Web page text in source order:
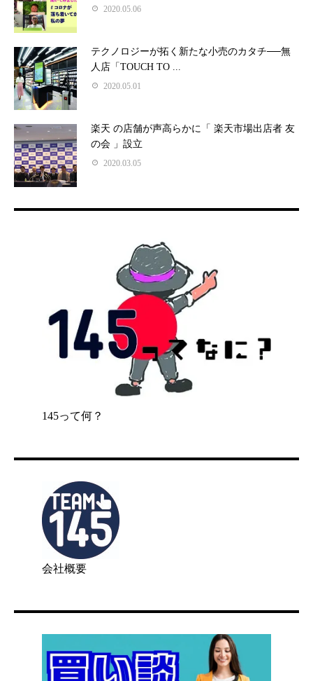
2020.05.06
テクノロジーが拓く新たな小売のカタチ──無
人店「TOUCH TO ...
2020.05.01
楽天 の店舗が声高らかに「 楽天市場出店者 友
の会 」設立
2020.03.05
145って何？
会社概要